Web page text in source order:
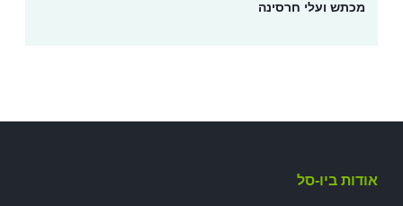
מכתש ועלי חרסינה
אודות ביו-סל